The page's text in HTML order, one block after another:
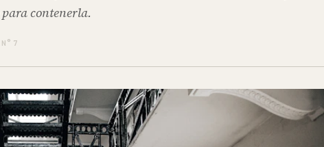
para contenerla.
7